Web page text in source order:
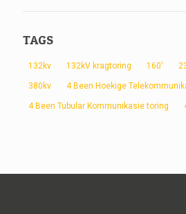
TAGS
132kv 132kV kragtoring 160'
380kv 4 Been Hoekige
4 Been Tubular Kommunikasie toring